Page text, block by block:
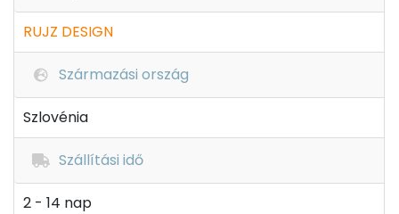
RUJZ DESIGN
Származási ország
Szlovénia
Szállítási idő
2 - 14 nap